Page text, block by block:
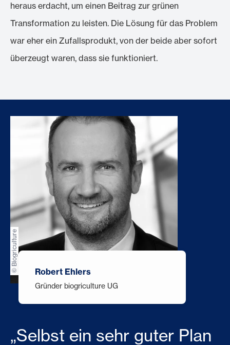
heraus erdacht, um einen Beitrag zur grünen
Transformation zu leisten. Die Lösung für das Problem
war eher ein Zufallsprodukt, von der beide aber sofort
überzeugt waren, dass sie funktioniert.
© Biogriculture Robert Ehlers
Gründer biogriculture UG
„Selbst ein sehr guter Plan